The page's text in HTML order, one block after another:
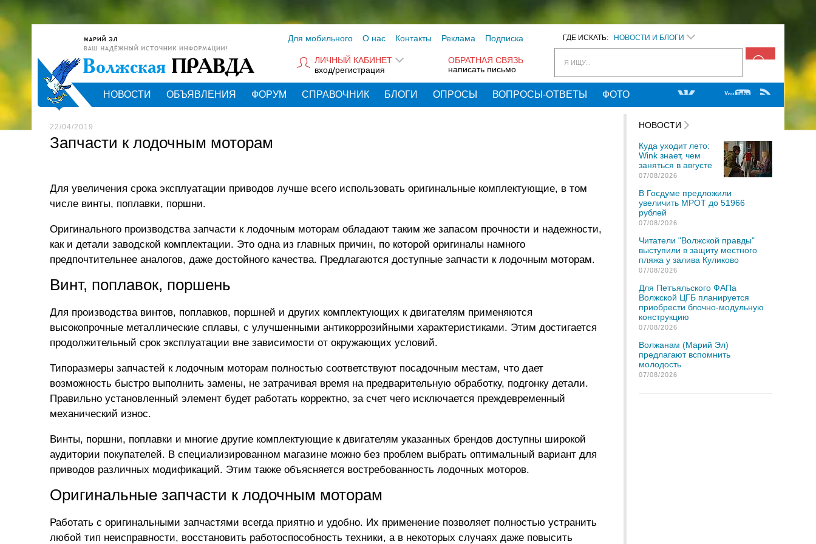
ГДЕ ИСКАТЬ: НОВОСТИ И БЛОГИ
Я ИЩУ...
Для мобильного О нас Контакты Реклама Подписка
ОБРАТНАЯ СВЯЗЬ
написать письмо
ЛИЧНЫЙ КАБИНЕТ
вход/регистрация
НОВОСТИ ОБЪЯВЛЕНИЯ ФОРУМ СПРАВОЧНИК БЛОГИ ОПРОСЫ ВОПРОСЫ-ОТВЕТЫ ФОТО
22/04/2019
Запчасти к лодочным моторам
Для увеличения срока эксплуатации приводов лучше всего использовать оригинальные комплектующие, в том
числе винты, поплавки, поршни.
Оригинального производства запчасти к лодочным моторам обладают таким же запасом прочности и надежности,
как и детали заводской комплектации. Это одна из главных причин, по которой оригиналы намного
предпочтительнее аналогов, даже достойного качества. Предлагаются доступные запчасти к лодочным моторам.
Винт, поплавок, поршень
Для производства винтов, поплавков, поршней и других комплектующих к двигателям применяются
высокопрочные металлические сплавы, с улучшенными антикоррозийными характеристиками. Этим достигается
продолжительный срок эксплуатации вне зависимости от окружающих условий.
Типоразмеры запчастей к лодочным моторам полностью соответствуют посадочным местам, что дает
возможность быстро выполнить замены, не затрачивая время на предварительную обработку, подгонку детали.
Правильно установленный элемент будет работать корректно, за счет чего исключается преждевременный
механический износ.
Винты, поршни, поплавки и многие другие комплектующие к двигателям указанных брендов доступны широкой
аудитории покупателей. В специализированном магазине можно без проблем выбрать оптимальный вариант для
приводов различных модификаций. Этим также объясняется востребованность лодочных моторов.
Оригинальные запчасти к лодочным моторам
Работать с оригинальными запчастями всегда приятно и удобно. Их применение позволяет полностью устранить
любой тип неисправности, восстановить работоспособность техники, а в некоторых случаях даже повысить
НОВОСТИ
Куда уходит лето:
Wink знает, чем
заняться в августе
07/08/2026
В Госдуме предложили
увеличить МРОТ до 51966
рублей
07/08/2026
Читатели "Волжской правды"
выступили в защиту местного
пляжа у залива Куликово
07/08/2026
Для Петъяльского ФАПа
Волжской ЦГБ планируется
приобрести блочно-модульную
конструкцию
07/08/2026
Волжанам (Марий Эл)
предлагают вспомнить
молодость
07/08/2026